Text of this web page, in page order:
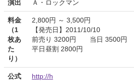
演出 Ａ・ロックマン
料金
（1
枚あ
た
り）
2,800円 ～ 3,500円
【発売日】2011/10/10
前売り 3200円 当日 3500円
平日昼割 2800円
公式
http://h